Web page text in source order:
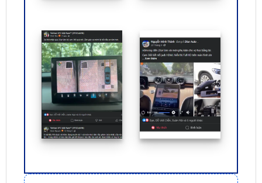
TÔ - ĐỒ CHƠI TRANG TRÍ XE HƠI ZKAR